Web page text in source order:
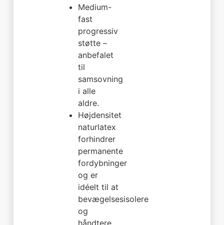
Medium-
fast
progressiv
støtte –
anbefalet
til
samsovning
i alle
aldre.
Højdensitet
naturlatex
forhindrer
permanente
fordybninger
og er
idéelt til at
bevægelsesisolere
og